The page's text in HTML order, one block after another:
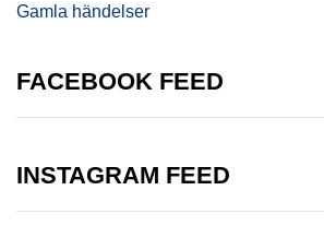
Gamla händelser
FACEBOOK FEED
INSTAGRAM FEED